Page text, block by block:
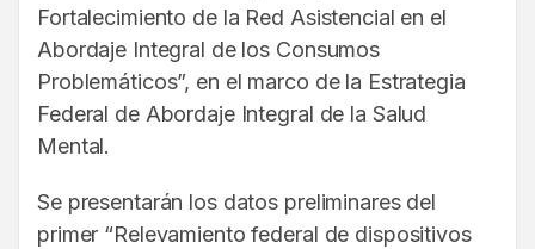
Fortalecimiento de la Red Asistencial en el
Abordaje Integral de los Consumos
Problemáticos”, en el marco de la Estrategia
Federal de Abordaje Integral de la Salud
Mental.
Se presentarán los datos preliminares del
primer “Relevamiento federal de dispositivos